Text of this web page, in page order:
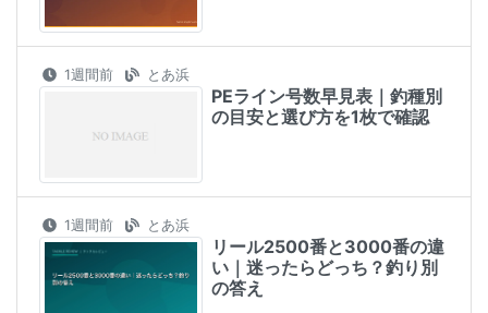
1週間前 とあ浜
PEライン号数早見表｜釣種別
の目安と選び方を1枚で確認
1週間前 とあ浜
リール2500番と3000番の違
い｜迷ったらどっち？釣り別
の答え